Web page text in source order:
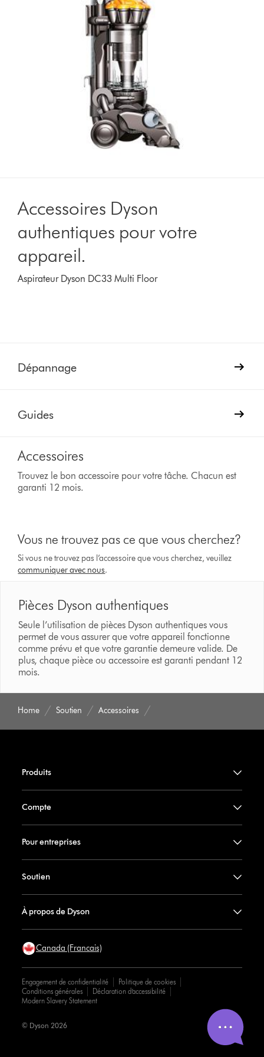
Accessoires Dyson
authentiques pour votre
appareil.
Aspirateur Dyson DC33 Multi Floor
Dépannage
Guides
Accessoires
Trouvez le bon accessoire pour votre tâche. Chacun est
garanti 12 mois.
Vous ne trouvez pas ce que vous cherchez?
Si vous ne trouvez pas l’accessoire que vous cherchez, veuillez
communiquer avec nous.
Pièces Dyson authentiques
Seule l’utilisation de pièces Dyson authentiques vous
permet de vous assurer que votre appareil fonctionne
comme prévu et que votre garantie demeure valide. De
plus, chaque pièce ou accessoire est garanti pendant 12
mois.
Home Soutien Accessoires
Produits
Compte
Pour entreprises
Soutien
À propos de Dyson
Canada (Francais)
Engagement de confidentialité
Politique de cookies
Conditions générales
Déclaration d’accessibilité
Modern Slavery Statement
© Dyson 2026